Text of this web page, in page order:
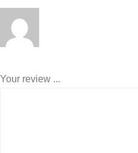
Your review ...